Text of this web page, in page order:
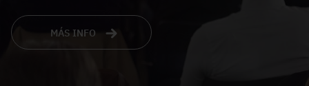
MÁS INFO